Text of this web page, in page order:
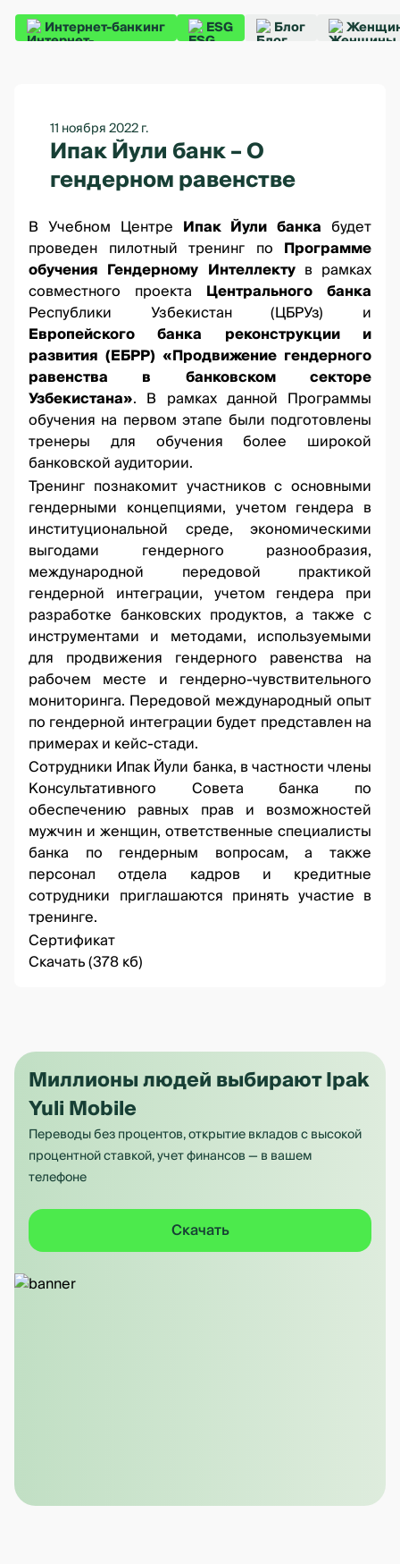
Интернет-банкинг ESG Блог
11 ноября 2022 г.
Ипак Йули банк – О
гендерном равенстве
В Учебном Центре Ипак Йули банка будет
проведен пилотный тренинг по Программе
обучения Гендерному Интеллектув рамках
совместного проекта Центрального банка
Республики Узбекистан (ЦБРУз) и
Европейского банка реконструкции и
развития (ЕБРР) «Продвижение гендерного
равенства в банковском секторе
Узбекистана». В рамках данной Программы
обучения на первом этапе были подготовлены
тренеры для обучения более широкой
банковской аудитории.
Тренинг познакомит участников с основными
гендерными концепциями, учетом гендера в
институциональной среде, экономическими
выгодами гендерного разнообразия,
международной передовой практикой
гендерной интеграции, учетом гендера при
разработке банковских продуктов, а также с
инструментами и методами, используемыми
для продвижения гендерного равенства на
рабочем месте и гендерно-чувствительного
мониторинга. Передовой международный опыт
по гендерной интеграции будет представлен на
примерах и кейс-стади.
Сотрудники Ипак Йули банка, в частности члены
Консультативного Совета банка по
обеспечению равных прав и возможностей
мужчин и женщин, ответственные специалисты
банка по гендерным вопросам, а также
персонал отдела кадров и кредитные
сотрудники приглашаются принять участие в
тренинге.
Сертификат
Скачать (378 кб)
Миллионы людей выбирают Ipak
Yuli Mobile
Переводы без процентов, открытие вкладов с высокой
процентной ставкой, учет финансов — в вашем
телефоне
Скачать